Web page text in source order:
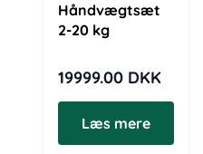
Håndvægtsæt
2-20 kg
19999.00 DKK
Læs mere